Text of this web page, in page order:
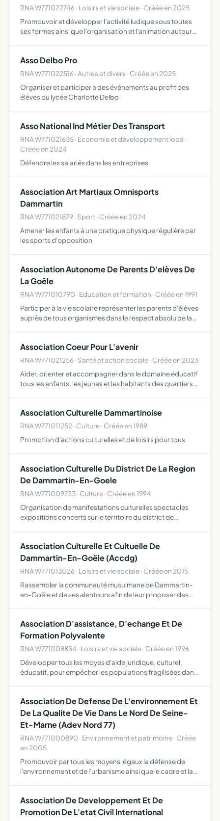
RNA W771022746 · Loisirs et vie sociale · Créée en 2025
Promouvoir et développer l'activité ludique sous toutes
ses formes ainsi que l'organisation et l'animation autour
Asso Delbo Pro
RNA W771022516 · Autres et divers · Créée en 2025
Organiser et participer à des événements au profit des
élèves du lycée Charlotte Delbo
Asso National Ind Métier Des Transport
RNA W771021635 · Economie et développement local ·
Créée en 2024
Défendre les salariés dans les entreprises
Association Art Martiaux Omnisports
Dammartin
RNA W771021879 · Sport · Créée en 2024
Amener les enfants à une pratique physique régulière par
les sports d'opposition
Association Autonome De Parents D'elèves De
La Goêle
RNA W771010790 · Education et formation · Créée en 1991
Participer à la vie scolaire représenter les parents d'élèves
auprès de tous organismes dans le respect absolu de la
Association Coeur Pour L'avenir
RNA W771021256 · Santé et action sociale · Créée en 2023
Aider, orienter et accompagner dans le domaine éducatif
tous les enfants, les jeunes et les habitants des quartiers
Association Culturelle Dammartinoise
RNA W771011252 · Culture · Créée en 1989
Promotion d'actions culturelles et de loisirs pour tous
Association Culturelle Du District De La Region
De Dammartin-En-Goele
RNA W771009733 · Culture · Créée en 1994
Organisation de manifestations culturelles spectacles
expositions concerts sur le territoire du district de
Association Culturelle Et Cultuelle De
Dammartin-En-Goële (Accdg)
RNA W771013026 · Loisirs et vie sociale · Créée en 2015
Rassembler la communauté musulmane de Dammartin-
en-Goële et de ses alentours afin de leur proposer des
ses me…
Association D'assistance, D'echange Et De
Formation Polyvalente
RNA W771008834 · Loisirs et vie sociale · Créée en 1996
Développer tous les moyes d'aide juridique, culturel,
éducatif, pour empêcher les populations fragilisées dans
Association De Defense De L'environnement Et
De La Qualite De Vie Dans Le Nord De Seine-
Et-Marne (Adev Nord 77)
RNA W771000890 · Environnement et patrimoine · Créée
en 2005
Promouvoir par tous les moyens légaux la défense de
l'environnement et de l'urbanisme ainsi que le cadre et la
Association De Developpement Et De
Promotion De L'etat Civil International